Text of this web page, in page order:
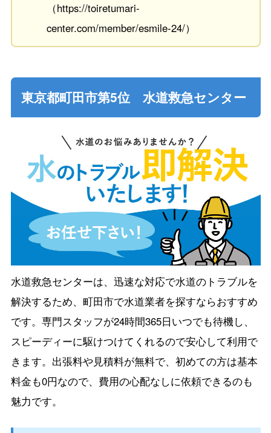
（https://toiretumari-
center.com/member/esmile-24/）
東京都町田市第5位 水道救急センター
水道救急センターは、迅速な対応で水道のトラブルを
解決するため、町田市で水道業者を探すならおすすめ
です。専門スタッフが24時間365日いつでも待機し、
スピーディーに駆けつけてくれるので安心して利用で
きます。出張料や見積料が無料で、初めての方は基本
料金も0円なので、費用の心配なしに依頼できるのも
魅力です。